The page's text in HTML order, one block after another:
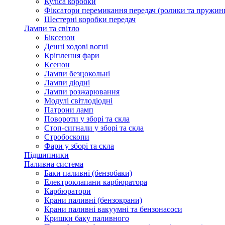
Фіксатори перемикання передач (ролики та
Шестерні коробки передач
Лампи та світло
Біксенон
Денні ходові вогні
Кріплення фари
Ксенон
Лампи безцокольні
Лампи діодні
Лампи розжарювання
Модулі світлодіодні
Патрони ламп
Повороти у зборі та скла
Стоп-сигнали у зборі та скла
Стробоскопи
Фари у зборі та скла
Підшипники
Паливна система
Баки паливні (бензобаки)
Електроклапани карбюратора
Карбюратори
Крани паливні (бензокрани)
Крани паливні вакуумні та бензонасоси
Кришки баку паливного